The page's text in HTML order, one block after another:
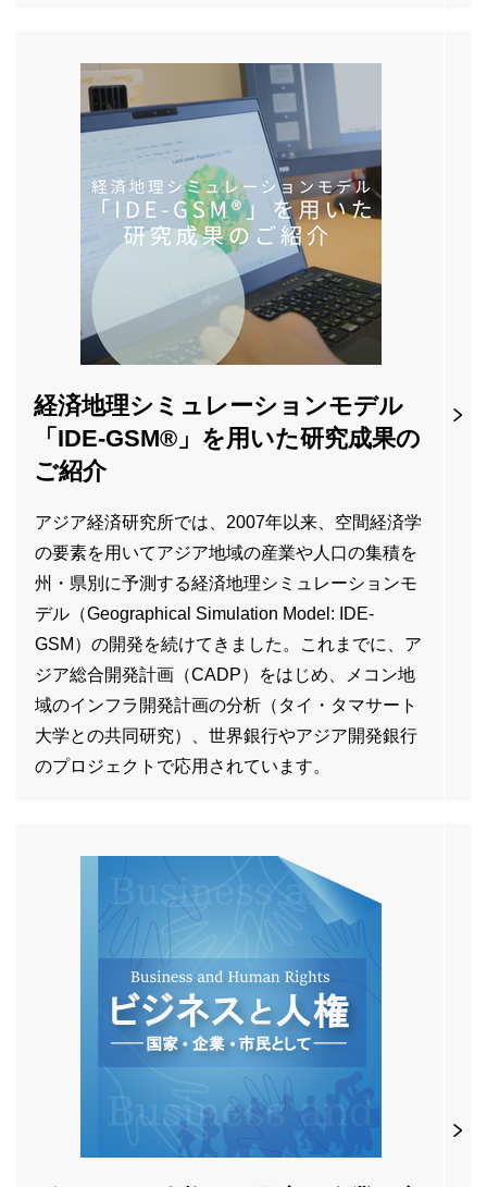
経済地理シミュレーションモデル
「 IDE-GSM®」を用いた研究成果の
ご紹介
アジア経済研究所では、2007年以来、空間経済学
の要素を用いてアジア地域の産業や人口の集積を
州・県別に予測する経済地理シミュレーションモ
デル（Geographical Simulation Model: IDE-
GSM ）の開発を続けてきました。これまでに、ア
ジア総合開発計画（CADP）をはじめ、メコン地
域のインフラ開発計画の分析（タイ・タマサート
大学との共同研究）、世界銀行やアジア開発銀行
のプロジェクトで応用されています。